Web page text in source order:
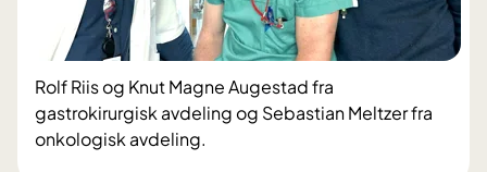
​Rolf Riis og Knut Magne Augestad fra
gastrokirurgisk avdeling og Sebastian Meltzer fra
onkologisk avdeling.